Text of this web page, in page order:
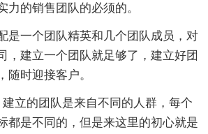
力的销售团队的必须的。
是一个团队精英和几个团队成员，对
，建立一个团队就足够了，建立好团
随时迎接客户。
立的团队是来自不同的人群，每个
都是不同的，但是来这里的初心就是